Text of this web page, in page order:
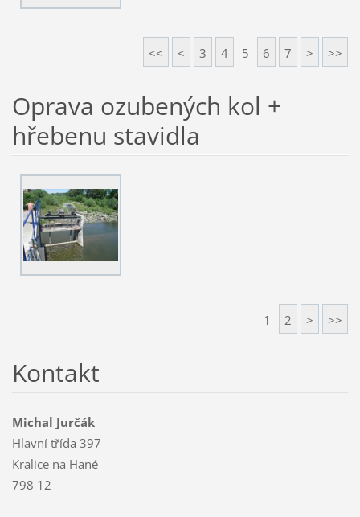
<< < 3 4 5 6 7 > >>
Oprava ozubených kol +
hřebenu stavidla
1 2 > >>
Kontakt
Michal Jurčák
Hlavní třída 397
Kralice na Hané
798 12